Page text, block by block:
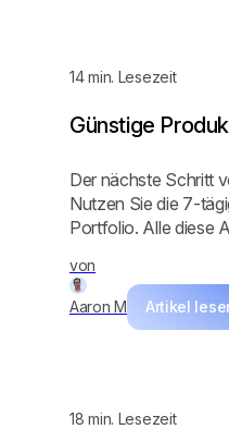
14min. Lesezeit
von
Aaron M Artikel
Günstige
Der nächste Schritt
Nutzen Sie die 7-
Portfolio. Alle diese
18 min. Lesezeit